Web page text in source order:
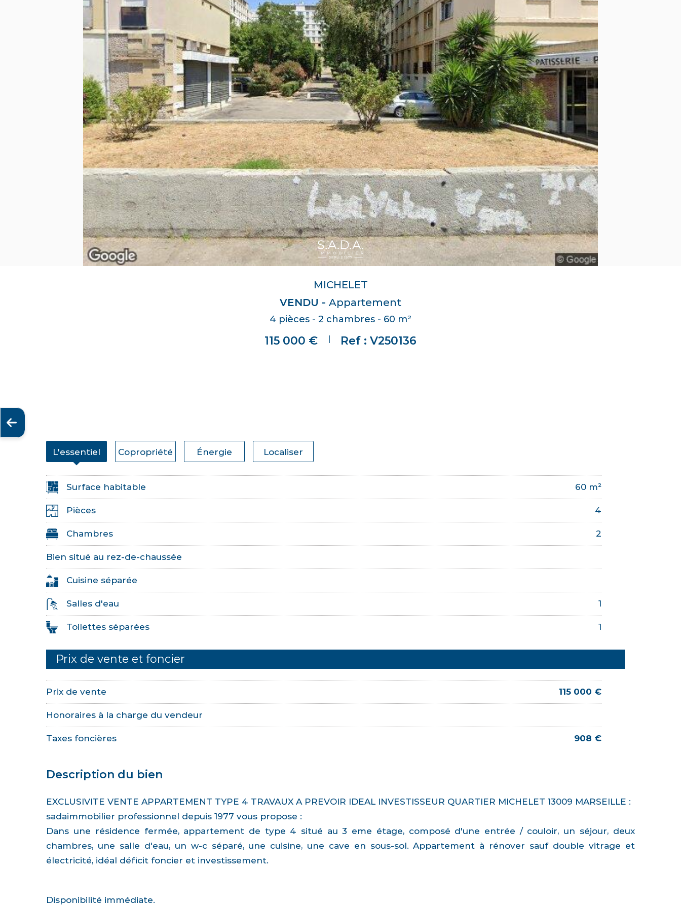
MICHELET
VENDU - Appartement
4 pièces - 2 chambres - 60 m²
115 000 € | Ref : V250136
L'essentiel Copropriété Énergie Localiser
Surface habitable 60 m²
Pièces 4
Chambres 2
Bien situé au rez-de-chaussée
Cuisine séparée
Salles d'eau 1
Toilettes séparées 1
Prix de vente et foncier
Prix de vente 115 000 €
Honoraires à la charge du vendeur
Taxes foncières 908 €
Description du bien
EXCLUSIVITE VENTE APPARTEMENT TYPE 4 TRAVAUX A PREVOIR IDEAL INVESTISSEUR QUARTIER MICHELET 13009 MARSEILLE :
sadaimmobilier professionnel depuis 1977 vous propose :
Dans une résidence fermée, appartement de type 4 situé au 3 eme étage, composé d'une entrée / couloir, un séjour, deux
chambres, une salle d'eau, un w-c séparé, une cuisine, une cave en sous-sol. Appartement à rénover sauf double vitrage et
électricité, idéal déficit foncier et investissement.
Disponibilité immédiate.